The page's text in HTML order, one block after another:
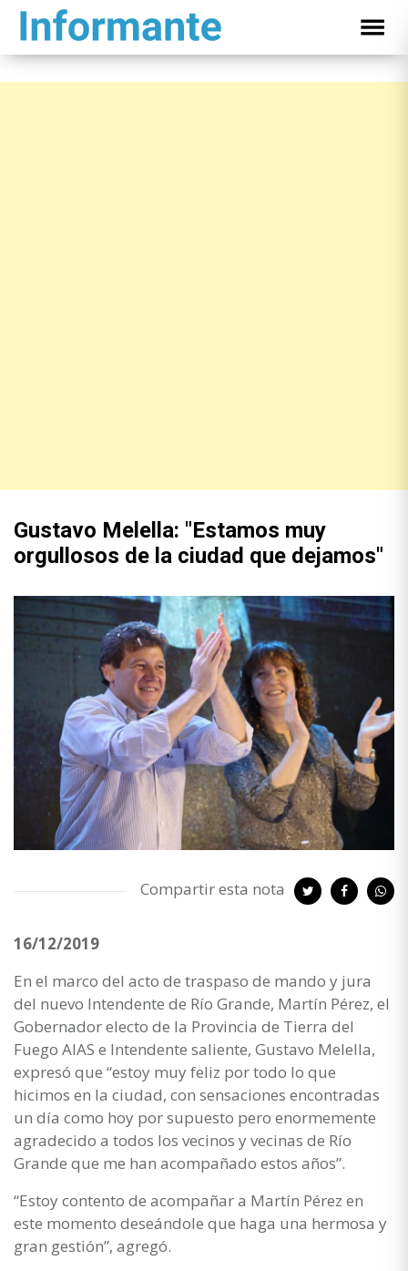
Gustavo Melella: "Estamos muy
orgullosos de la ciudad que dejamos"
Compartir esta nota
16/12/2019
En el marco del acto de traspaso de mando y jura
del nuevo Intendente de Río Grande, Martín Pérez, el
Gobernador electo de la Provincia de Tierra del
Fuego AIAS e Intendente saliente, Gustavo Melella,
expresó que “estoy muy feliz por todo lo que
hicimos en la ciudad, con sensaciones encontradas
un día como hoy por supuesto pero enormemente
agradecido a todos los vecinos y vecinas de Río
Grande que me han acompañado estos años”.
“Estoy contento de acompañar a Martín Pérez en
este momento deseándole que haga una hermosa y
gran gestión”, agregó.